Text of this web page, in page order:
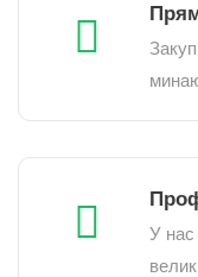
У нас